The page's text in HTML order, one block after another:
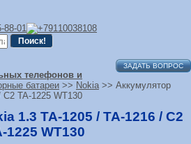
ЗАДАТЬ ВОПРОС
телефонов и
батареи >> Nokia >> Аккумулятор
TA-1225 WT130
1.3 TA-1205 / TA-1216 / C2
1225 WT130